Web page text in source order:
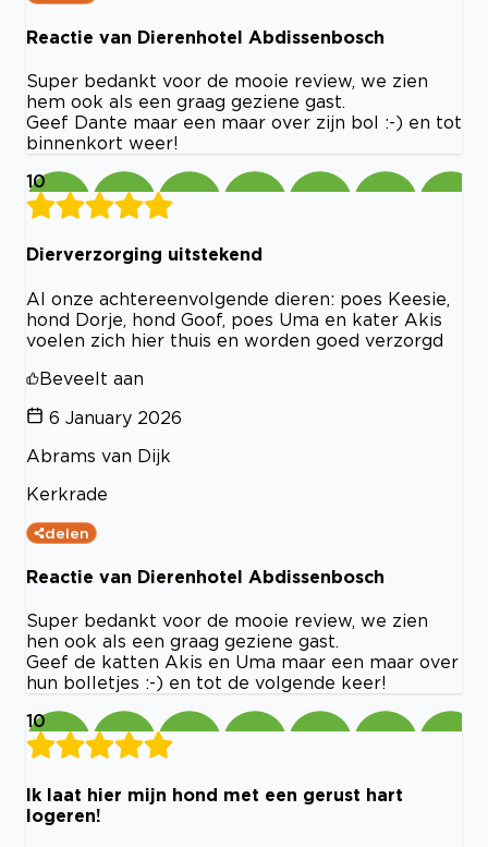
Reactie van Dierenhotel Abdissenbosch
Super bedankt voor de mooie review, we zien
hem ook als een graag geziene gast.
Geef Dante maar een maar over zijn bol :-) en tot
binnenkort weer!
10
Dierverzorging uitstekend
Al onze achtereenvolgende dieren: poes Keesie,
hond Dorje, hond Goof, poes Uma en kater Akis
voelen zich hier thuis en worden goed verzorgd
Beveelt aan
6 January 2026
Abrams van Dijk
Kerkrade
delen
Reactie van Dierenhotel Abdissenbosch
Super bedankt voor de mooie review, we zien
hen ook als een graag geziene gast.
Geef de katten Akis en Uma maar een maar over
hun bolletjes :-) en tot de volgende keer!
10
Ik laat hier mijn hond met een gerust hart
logeren!